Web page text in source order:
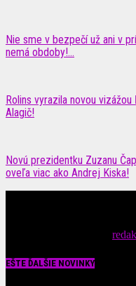
Nie sme v bezpečí už ani v
nemá obdoby!...
Rolins vyrazila novou
Alagič!
Novú prezidentku Zuzanu
oveľa viac ako Andrej Kiska!
EŠTE ĎALŠIE NOVINKY